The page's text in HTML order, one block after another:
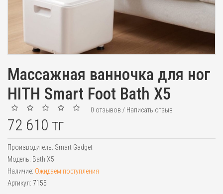
Массажная ванночка для ног
HITH Smart Foot Bath X5
0 отзывов / Написать отзыв
72 610 тг
Производитель: Smart Gadget
Модель: Bath X5
Наличие: Ожидаем поступления
Артикул: 7155